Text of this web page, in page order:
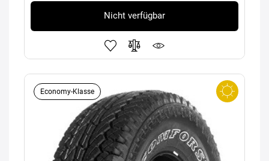
Nicht verfügbar
Economy-Klasse